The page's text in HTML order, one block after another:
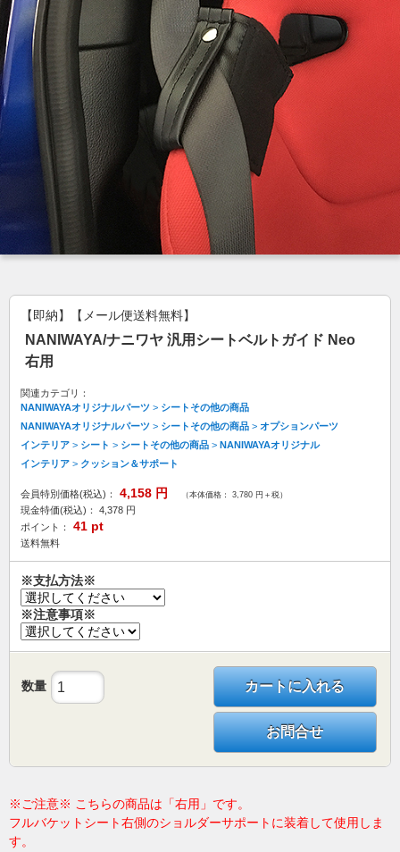
【即納】【メール便送料無料】
NANIWAYA/ナニワヤ 汎用シートベルトガイド Neo
右用
関連カテゴリ：
NANIWAYAオリジナルパーツ > シートその他の商品
NANIWAYAオリジナルパーツ > シートその他の商品 > オプションパーツ
インテリア > シート > シートその他の商品 > NANIWAYAオリジナル
インテリア > クッション＆サポート
会員特別価格(税込)： 4,158 円 （本体価格： 3,780 円＋税）
現金特価(税込)： 4,378 円
ポイント：
41 pt
送料無料
※支払方法※
※注意事項※
数量 カートに入れる
お問合せ
※ご注意※ こちらの商品は「右用」です。
フルバケットシート右側のショルダーサポートに装着して使用しま
す。